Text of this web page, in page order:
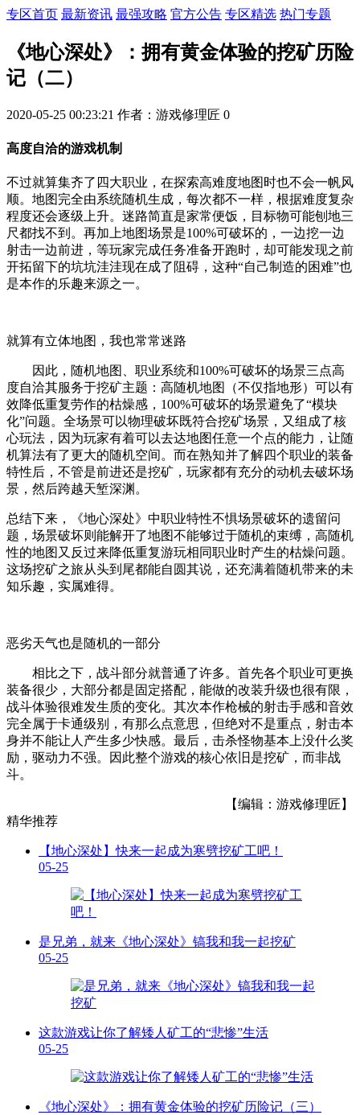
专区首页 最新资讯 最强攻略 官方公告 专区精选 热门专题
《地心深处》：拥有黄金体验的挖矿历险
记（二）
2020-05-25 00:23:21 作者：游戏修理匠 0
高度自洽的游戏机制
不过就算集齐了四大职业，在探索高难度地图时也不会一帆风
顺。地图完全由系统随机生成，每次都不一样，根据难度复杂
程度还会逐级上升。迷路简直是家常便饭，目标物可能刨地三
尺都找不到。再加上地图场景是100%可破坏的，一边挖一边
射击一边前进，等玩家完成任务准备开跑时，却可能发现之前
开拓留下的坑坑洼洼现在成了阻碍，这种“自己制造的困难”也
是本作的乐趣来源之一。
就算有立体地图，我也常常迷路
因此，随机地图、职业系统和100%可破坏的场景三点高
度自洽其服务于挖矿主题：高随机地图（不仅指地形）可以有
效降低重复劳作的枯燥感，100%可破坏的场景避免了“模块
化”问题。 全场景可以物理破坏既符合挖矿场景，又组成了核
心玩法， 因为玩家有着可以去达地图任意一个点的能力，让随
机算法有了更大的随机空间。而在熟知并了解四个职业的装备
特性后 ，不管是前进还是挖矿，玩家都有充分的动机去破坏场
景，然后跨越天堑深渊。
总结下来，《地心深处》中职业特性不惧场景破坏的遗留问
题，场景破坏则能解开了地图不能够过于随机的束缚，高随机
性的地图又反过来降低重复游玩相同职业时产生的枯燥问题。
这场挖矿之旅从头到尾都能自圆其说，还充满着随机带来的未
知乐趣，实属难得。
恶劣天气也是随机的一部分
相比之下，战斗部分就普通了许多。 首先各个职业可更换
装备很少，大部分都是固定搭配，能做的改装升级也很有限，
战斗体验很难发生质的变化。其次本作枪械的射击手感和音效
完全属于卡通级别，有那么点意思，但绝对不是重点，射击本
身并不能让人产生多少快感。最后，击杀怪物基本上没什么奖
励，驱动力不强。因此整个游戏的核心依旧是挖矿，而非战
斗。
【编辑：游戏修理匠】
精华推荐
【地心深处】快来一起成为寒劈挖矿工吧！
05-25
是兄弟，就来《地心深处》镐我和我一起挖矿
05-25
这款游戏让你了解矮人矿工的“悲惨”生活
05-25
《地心深处》：拥有黄金体验的挖矿历险记（三）